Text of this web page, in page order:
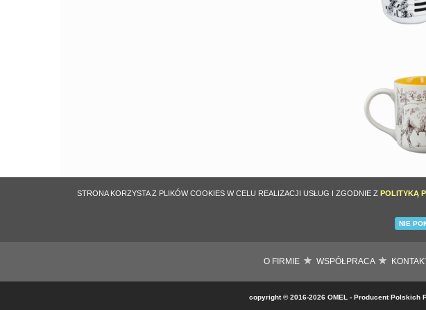
STRONA KORZYSTA Z PLIKÓW COOKIES W CELU REALIZACJI USŁUG I ZGODNIE Z POLITYKĄ
NIE
O FIRMIE WSPÓŁPRACA
copyright©2016-2026 OMEL - Producent Polskich